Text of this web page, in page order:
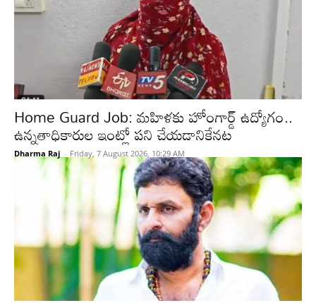
Home Guard Job: మహిళకు హోంగార్డ్ ఉద్యోగం..
ఉన్నతాధికారుల ఇంట్లో పని చేయడానికేనట
Dharma Raj - Friday, 7 August 2026, 10:29 AM